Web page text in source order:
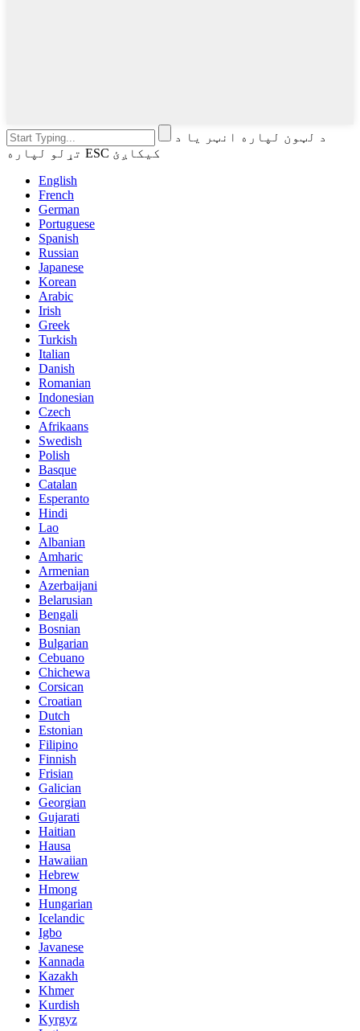
د لټون لپاره انټر یا د
تړلو لپاره ESC کیکاږئ
English
French
German
Portuguese
Spanish
Russian
Japanese
Korean
Arabic
Irish
Greek
Turkish
Italian
Danish
Romanian
Indonesian
Czech
Afrikaans
Swedish
Polish
Basque
Catalan
Esperanto
Hindi
Lao
Albanian
Amharic
Armenian
Azerbaijani
Belarusian
Bengali
Bosnian
Bulgarian
Cebuano
Chichewa
Corsican
Croatian
Dutch
Estonian
Filipino
Finnish
Frisian
Galician
Georgian
Gujarati
Haitian
Hausa
Hawaiian
Hebrew
Hmong
Hungarian
Icelandic
Igbo
Javanese
Kannada
Kazakh
Khmer
Kurdish
Kyrgyz